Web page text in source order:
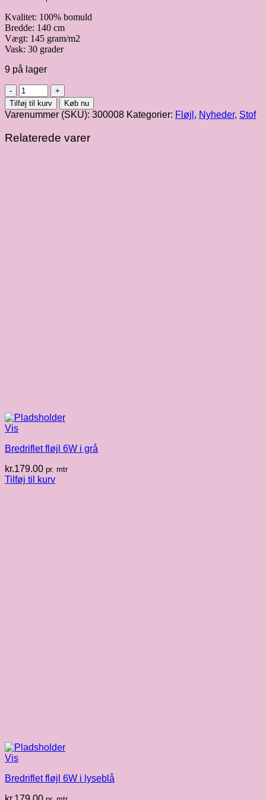
Kvalitet: 100% bomuld
Bredde: 140 cm
Vægt: 145 gram/m2
Vask: 30 grader
9 på lager
Skovgrøn
babyfløjl
21w
antal
Tilføj til kurv Køb nu
Varenummer (SKU): 300008 Kategorier: Fløjl , Nyheder, Stof
Relaterede varer
Vis
Bredriflet fløjl 6W i grå
kr.179.00 pr. mtr
Tilføj til kurv
Vis
Bredriflet fløjl 6W i lyseblå